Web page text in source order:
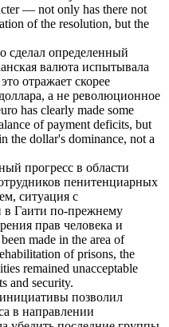
— not only has there not
of the resolution, but the
сделал определенный
валюта испытывала
отражает скорее
а не революционное
has clearly made some
of payment deficits, but
the dollar's dominance, not a
прогресс в области
пенитенциарных
ситуация с
в Гаити по-прежнему
прав человека и
made in the area of
of prisons, the
remained unacceptable
and security.
позволил
в направлении